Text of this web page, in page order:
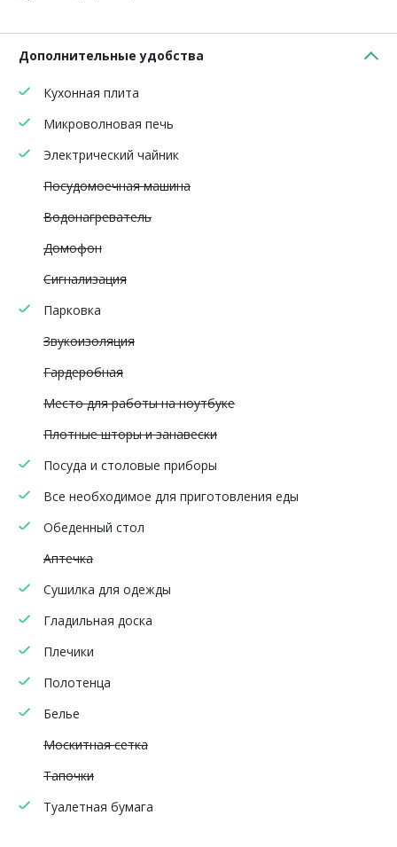
Дополнительные удобства
Кухонная плита
Микроволновая печь
Электрический чайник
Посудомоечная машина
Водонагреватель
Домофон
Сигнализация
Парковка
Звукоизоляция
Гардеробная
Место для работы на ноутбуке
Плотные шторы и занавески
Посуда и столовые приборы
Все необходимое для приготовления еды
Обеденный стол
Аптечка
Сушилка для одежды
Гладильная доска
Плечики
Полотенца
Белье
Москитная сетка
Тапочки
Туалетная бумага